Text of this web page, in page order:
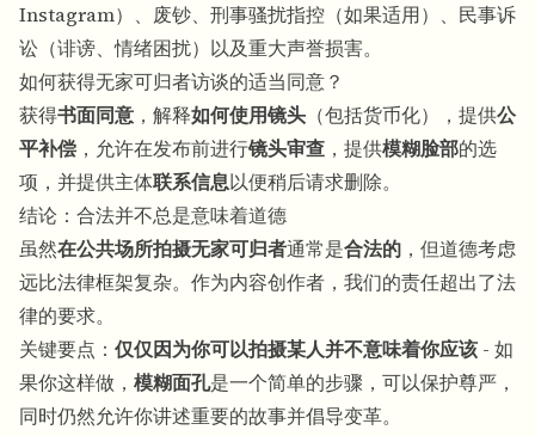
Instagram）、废钞、刑事骚扰指控（如果适用）、民事诉
讼（诽谤、情绪困扰）以及重大声誉损害。
如何获得无家可归者访谈的适当同意？
获得书面同意 ，解释如何使用镜头 （包括货币化），提供公
平补偿 ，允许在发布前进行镜头审查 ，提供模糊脸部的选
项，并提供主体联系信息以便稍后请求删除。
结论：合法并不总是意味着道德
虽然在公共场所拍摄无家可归者通常是合法的 ，但道德考虑
远比法律框架复杂。作为内容创作者，我们的责任超出了法
律的要求。
关键要点： 仅仅因为你可以拍摄某人并不意味着你应该 - 如
果你这样做， 模糊面孔是一个简单的步骤，可以保护尊严，
同时仍然允许你讲述重要的故事并倡导变革。